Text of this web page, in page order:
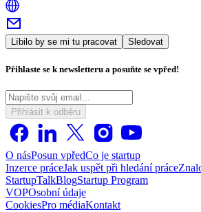
Líbilo by se mi tu pracovat Sledovat
Přihlaste se k newsletteru a posuňte se vpřed!
Přihlásit k odběru
O násPosun vpředCo je startup
Inzerce práceJak uspět při hledání práce
StartupTalkBlogStartup Program
VOPOsobní údaje
CookiesPro médiaKontakt